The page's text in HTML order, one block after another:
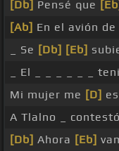
[Db] Pensé que
[Ab] En el avión de
_ Se [Db] [Eb]
_ El _ _ _ _ _ _
Mi mujer me [D]
A Tlalno _ contestó
[Db] Ahora [Eb]